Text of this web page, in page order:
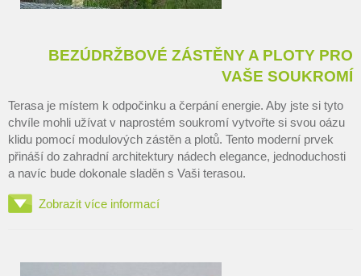
BEZÚDRŽBOVÉ ZÁSTĚNY A PLOTY PRO
VAŠE SOUKROMÍ
Terasa je místem k odpočinku a čerpání energie. Aby jste si tyto
chvíle mohli užívat v naprostém soukromí vytvořte si svou oázu
klidu pomocí modulových zástěn a plotů. Tento moderní prvek
přináší do zahradní architektury nádech elegance, jednoduchosti
a navíc bude dokonale sladěn s Vaši terasou.
Zobrazit více informací